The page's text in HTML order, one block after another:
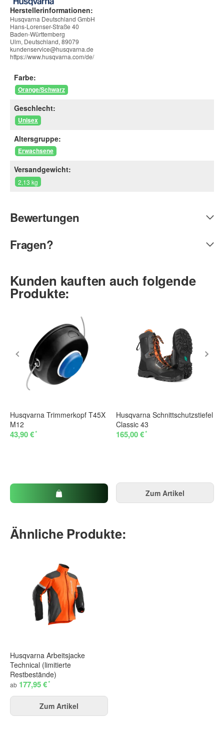
Herstellerinformationen:
Husqvarna Deutschland GmbH
Hans-Lorenser-Straße 40
Baden-Württemberg
Ulm, Deutschland, 89079
kundenservice@husqvarna.de
https://www.husqvarna.com/de/
Farbe:
Orange/Schwarz
Geschlecht:
Unisex
Altersgruppe:
Erwachsene
Versandgewicht:
2,13 kg
Bewertungen
Fragen?
Kunden kauften auch folgende
Produkte:
Husqvarna Trimmerkopf T45X
M12
43,90 €*
Husqvarna Schnittschutzstiefel
Classic 43
165,00 €*
Zum Artikel
Ähnliche Produkte:
Husqvarna Arbeitsjacke
Technical (limitierte
Restbestände)
ab 177,95 €*
Zum Artikel